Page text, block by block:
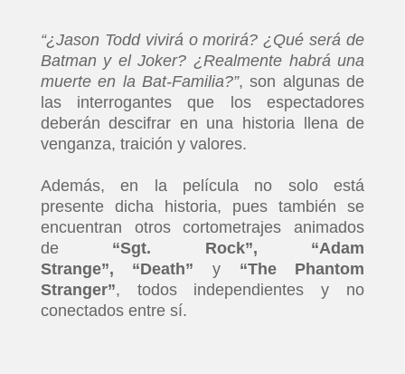
“¿Jason Todd vivirá o morirá? ¿Qué será de
Batman y el Joker? ¿Realmente habrá una
muerte en la Bat-Familia?”, son algunas de
las interrogantes que los espectadores
deberán descifrar en una historia llena de
venganza, traición y valores.
Además, en la película no solo está
presente dicha historia, pues también se
encuentran otros cortometrajes animados
de “Sgt. Rock”,
“Adam
Strange”,
“Death” y “The Phantom
Stranger”, todos independientes y no
conectados entre sí.